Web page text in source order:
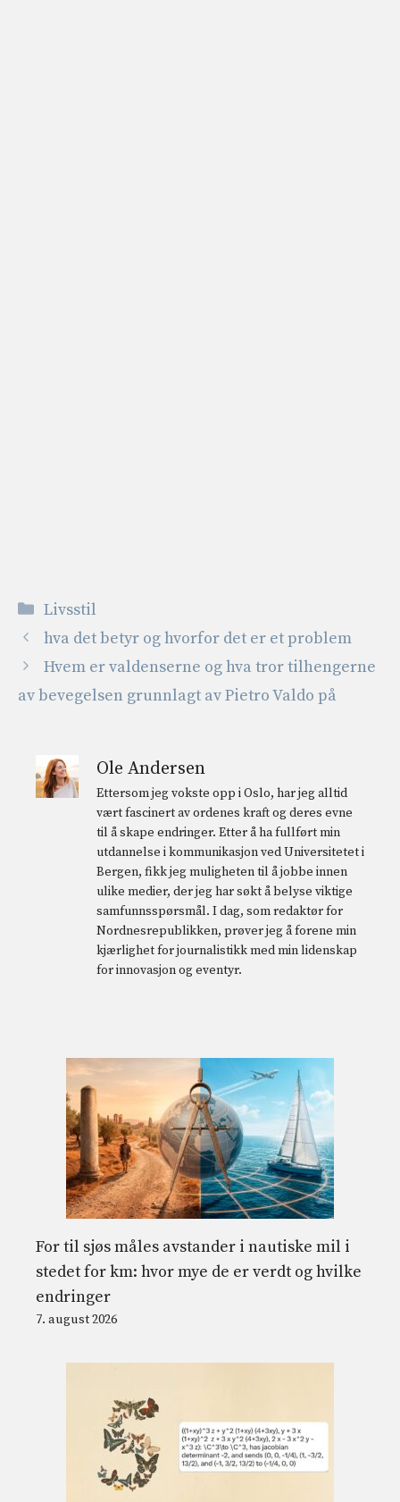
Kategorier
Livsstil
hva det betyr og hvorfor det er et problem
Hvem er valdenserne og hva tror tilhengerne
av bevegelsen grunnlagt av Pietro Valdo på
Ole Andersen
Ettersom jeg vokste opp i Oslo, har jeg alltid
vært fascinert av ordenes kraft og deres evne
til å skape endringer. Etter å ha fullført min
utdannelse i kommunikasjon ved Universitetet i
Bergen, fikk jeg muligheten til å jobbe innen
ulike medier, der jeg har søkt å belyse viktige
samfunnsspørsmål. I dag, som redaktør for
Nordnesrepublikken, prøver jeg å forene min
kjærlighet for journalistikk med min lidenskap
for innovasjon og eventyr.
For til sjøs måles avstander i nautiske mil i
stedet for km: hvor mye de er verdt og hvilke
endringer
7. august 2026